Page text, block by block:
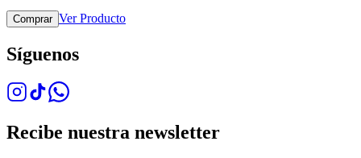
Comprar Ver Producto
Síguenos
Recibe nuestra newsletter